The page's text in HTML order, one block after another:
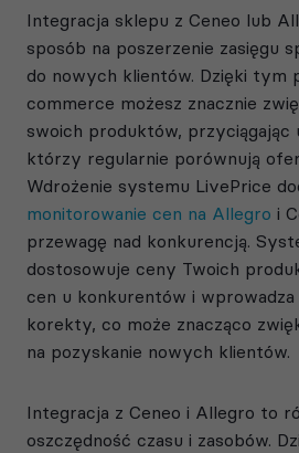
Integracja sklepu z Ceneo lub
sposób na poszerzenie zasięgu
do nowych klientów. Dzięki tym
commerce możesz znacznie
swoich produktów, przyciągając
którzy regularnie porównują
Wdrożenie systemu LivePrice
monitorowanie cen na Allegro i
przewagę nad konkurencją.
dostosowuje ceny Twoich
cen u konkurentów i wprowadza
korekty, co może znacząco
na pozyskanie nowych klientów.
Integracja z Ceneo i Allegro to
oszczędność czasu i zasobów.